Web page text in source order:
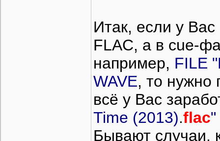
Итак, если у
FLAC, а в cue-
например, FILE
WAVE, то нужно
всё у Вас
Time (2013).flac"
Бывают случаи,